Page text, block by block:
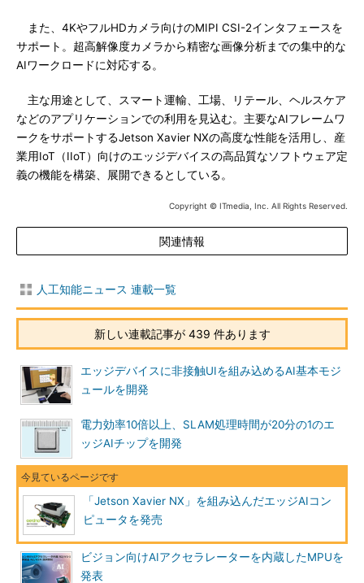
また、4KやフルHDカメラ向けのMIPI CSI-2インタフェースを
サポート。超高解像度カメラから精密な画像分析までの集中的な
AIワークロードに対応する。
主な用途として、スマート運輸、工場、リテール、ヘルスケア
などのアプリケーションでの利用を見込む。主要なAIフレームワ
ークをサポートするJetson Xavier NXの高度な性能を活用し、産
業用IoT（IIoT）向けのエッジデバイスの高品質なソフトウェア定
義の機能を構築、展開できるとしている。
Copyright © ITmedia, Inc. All Rights Reserved.
関連情報
人工知能ニュース 連載一覧
新しい連載記事が 439 件あります
エッジデバイスに非接触UIを組み込めるAI基本モジ
ュールを開発
電力効率10倍以上、SLAM処理時間が20分の1のエ
ッジAIチップを開発
「Jetson Xavier NX」を組み込んだエッジAIコン
ピュータを発売
ビジョン向けAIアクセラレーターを内蔵したMPUを
発表